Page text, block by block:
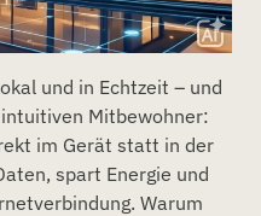
und in Echtzeit – und
Mitbewohner:
im Gerät statt in der
spart Energie und
Warum